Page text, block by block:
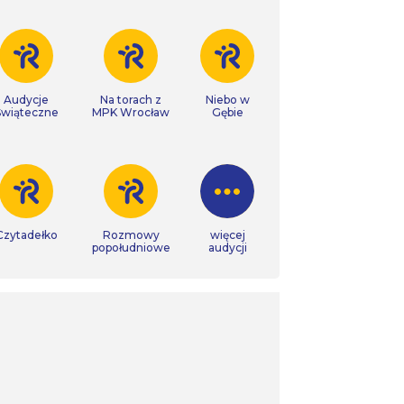
Audycje
Na torach z
MPK Wrocław
Niebo w
Gębie
Rozmowy
popołudniowe
więcej
audycji